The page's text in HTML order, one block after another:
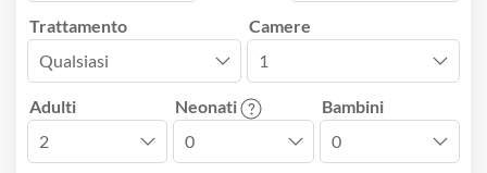
Trattamento Camere
Adulti Neonati Bambini